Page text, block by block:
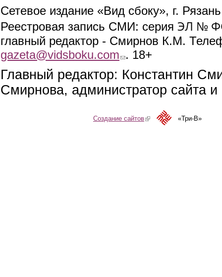
Сетевое издание «Вид сбоку», г.
Реестровая запись СМИ: серия ЭЛ №
главный редактор - Смирнов К.М.
gazeta@vidsboku.com (link sends e-mail)
. 18+
Главный редактор: Константин
Смирнова, администратор сайта
Создание сайтов(link is external)«Три-В»